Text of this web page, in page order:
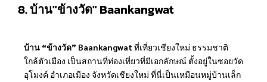
8. บ้าน"ข้างวัด" Baankangwat
บ้าน “ข้างวัด” Baankangwat ที่เที่ยวเชียงใหม่ ธรรมชาติ
ใกล้ตัวเมือง เป็นสถานที่ท่องเที่ยวที่มีเอกลักษณ์ ตั้งอยู่ในซอยวัด
อุโมงค์ อำเภอเมือง จังหวัดเชียงใหม่ ที่นี่เป็นเหมือนหมู่บ้านเล็ก